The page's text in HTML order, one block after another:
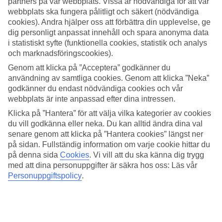
Sök
Du är för närvarande inom
Hem
Resmål
Italien
Sardinien
Badesi Mare
All Inclusive
STOR OUTLET FÖR RESOR!
Fynda nu »
All Inclusive Badesi Mare
webbplats ska fungera pålitligt och säkert (nödvändiga
cookies). Andra hjälper oss att förbättra din upplevelse, ge
dig personligt anpassat innehåll och spara anonyma data
i statistiskt syfte (funktionella cookies, statistik och analys
och marknadsföringscookies).
Genom att klicka på ”Acceptera” godkänner du
användning av samtliga cookies. Genom att klicka ”Neka”
godkänner du endast nödvändiga cookies och vår
webbplats är inte anpassad efter dina intressen.
Klicka på ”Hantera” för att välja vilka kategorier av cookies
du vill godkänna eller neka. Du kan alltid ändra dina val
senare genom att klicka på ”Hantera cookies” längst ner
på sidan. Fullständig information om varje cookie hittar du
på denna sida Cookies. Vi vill att du ska känna dig trygg
med att dina personuppgifter är säkra hos oss: Läs vår
Personuppgiftspolicy.